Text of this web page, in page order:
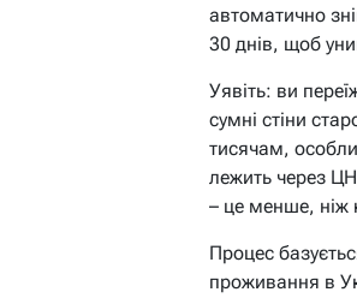
автоматично
30 днів, щоб
Уявіть: ви
сумні стіни
тисячам,
лежить через
– це менше, ніж
Процес
проживання в